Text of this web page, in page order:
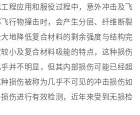
程应用和服役过程中，意外冲击及飞
行物撞击时，会产生分层、纤维断裂
地降低复合材料的剩余强度与结构完
小及复合材料吸能的特点，这种损伤
并不明显，但其内部损伤可能已经超
损伤被称为几乎不可见的冲击损伤如
伤进行有效检测，近年来受到无损检